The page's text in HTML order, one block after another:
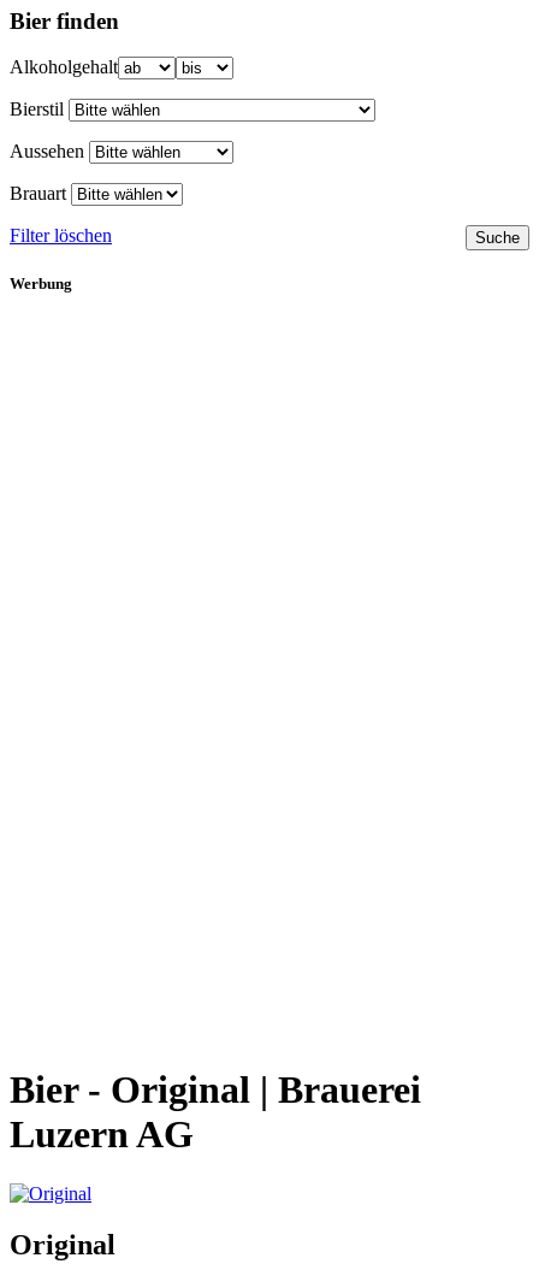
Bier finden
Alkoholgehalt
Bierstil
Aussehen
Brauart
Filter löschen
Werbung
Bier - Original | Brauerei
Luzern AG
Original